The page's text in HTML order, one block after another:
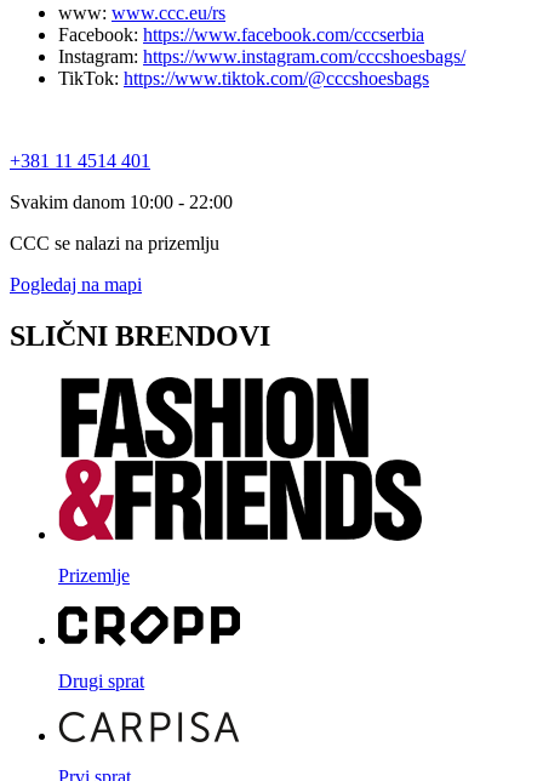
www: www.ccc.eu/rs
Facebook: https://www.facebook.com/cccserbia
Instagram: https://www.instagram.com/cccshoesbags/
TikTok: https://www.tiktok.com/@cccshoesbags
+381 11 4514 401
Svakim danom 10:00 - 22:00
CCC se nalazi na prizemlju
Pogledaj na mapi
SLIČNI BRENDOVI
Prizemlje
Drugi sprat
Prvi sprat